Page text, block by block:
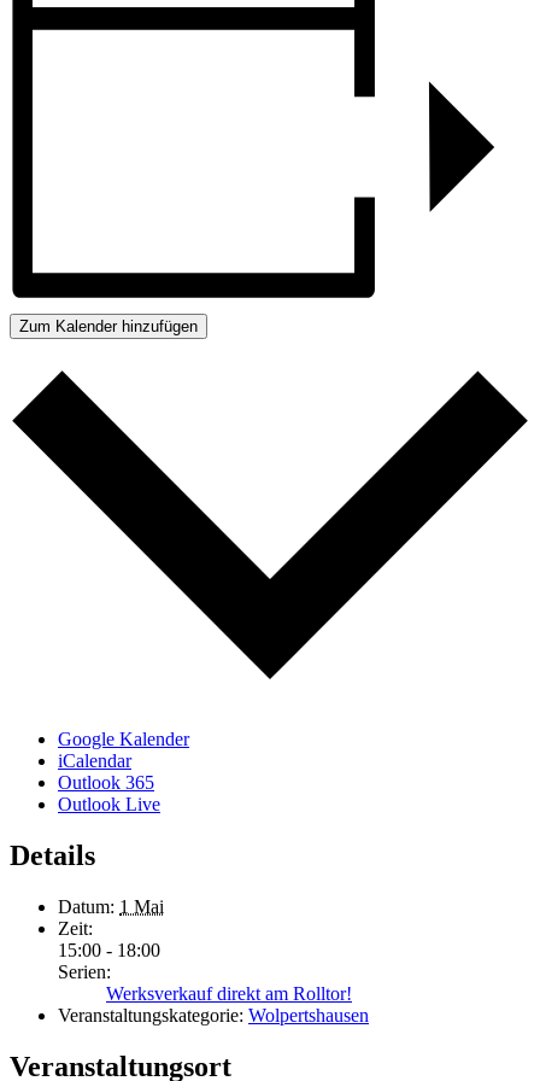
Zum Kalender hinzufügen
Google Kalender
iCalendar
Outlook 365
Outlook Live
Details
Datum: 1 Mai
Zeit:
15:00 - 18:00
Serien:
Werksverkauf direkt am Rolltor!
Veranstaltungskategorie: Wolpertshausen
Veranstaltungsort